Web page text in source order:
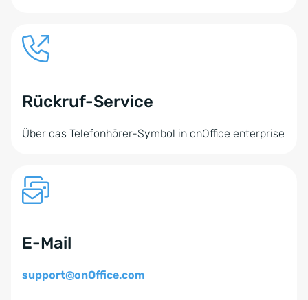
Rückruf-Service
Über das Telefonhörer-Symbol in onOffice enterprise
E-Mail
support@onOffice.com